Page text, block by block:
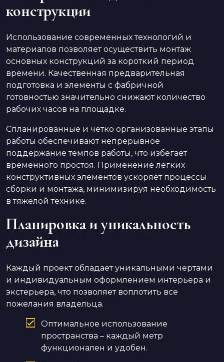
конструкции
Использование современных технологий и
материалов позволяет осуществить монтаж
основных конструкций за короткий период
времени. Качественная предварительная
подготовка и элементы с фабричной
готовностью значительно снижают количество
рабочих часов на площадке.
Спланированные и четко организованные этапы
работы обеспечивают непрерывное
поддержание темпов работы, что избегает
временного простоя. Применение легких
конструктивных элементов ускоряет процессы
сборки и монтажа, минимизируя необходимость
в тяжелой технике.
Планировка и уникальность
дизайна
Каждый проект обладает уникальными чертами
и индивидуальным оформлением интерьера и
экстерьера, что позволяет воплотить все
пожелания владельца.
Оптимальное использование
пространства – каждый метр
функционален и удобен.